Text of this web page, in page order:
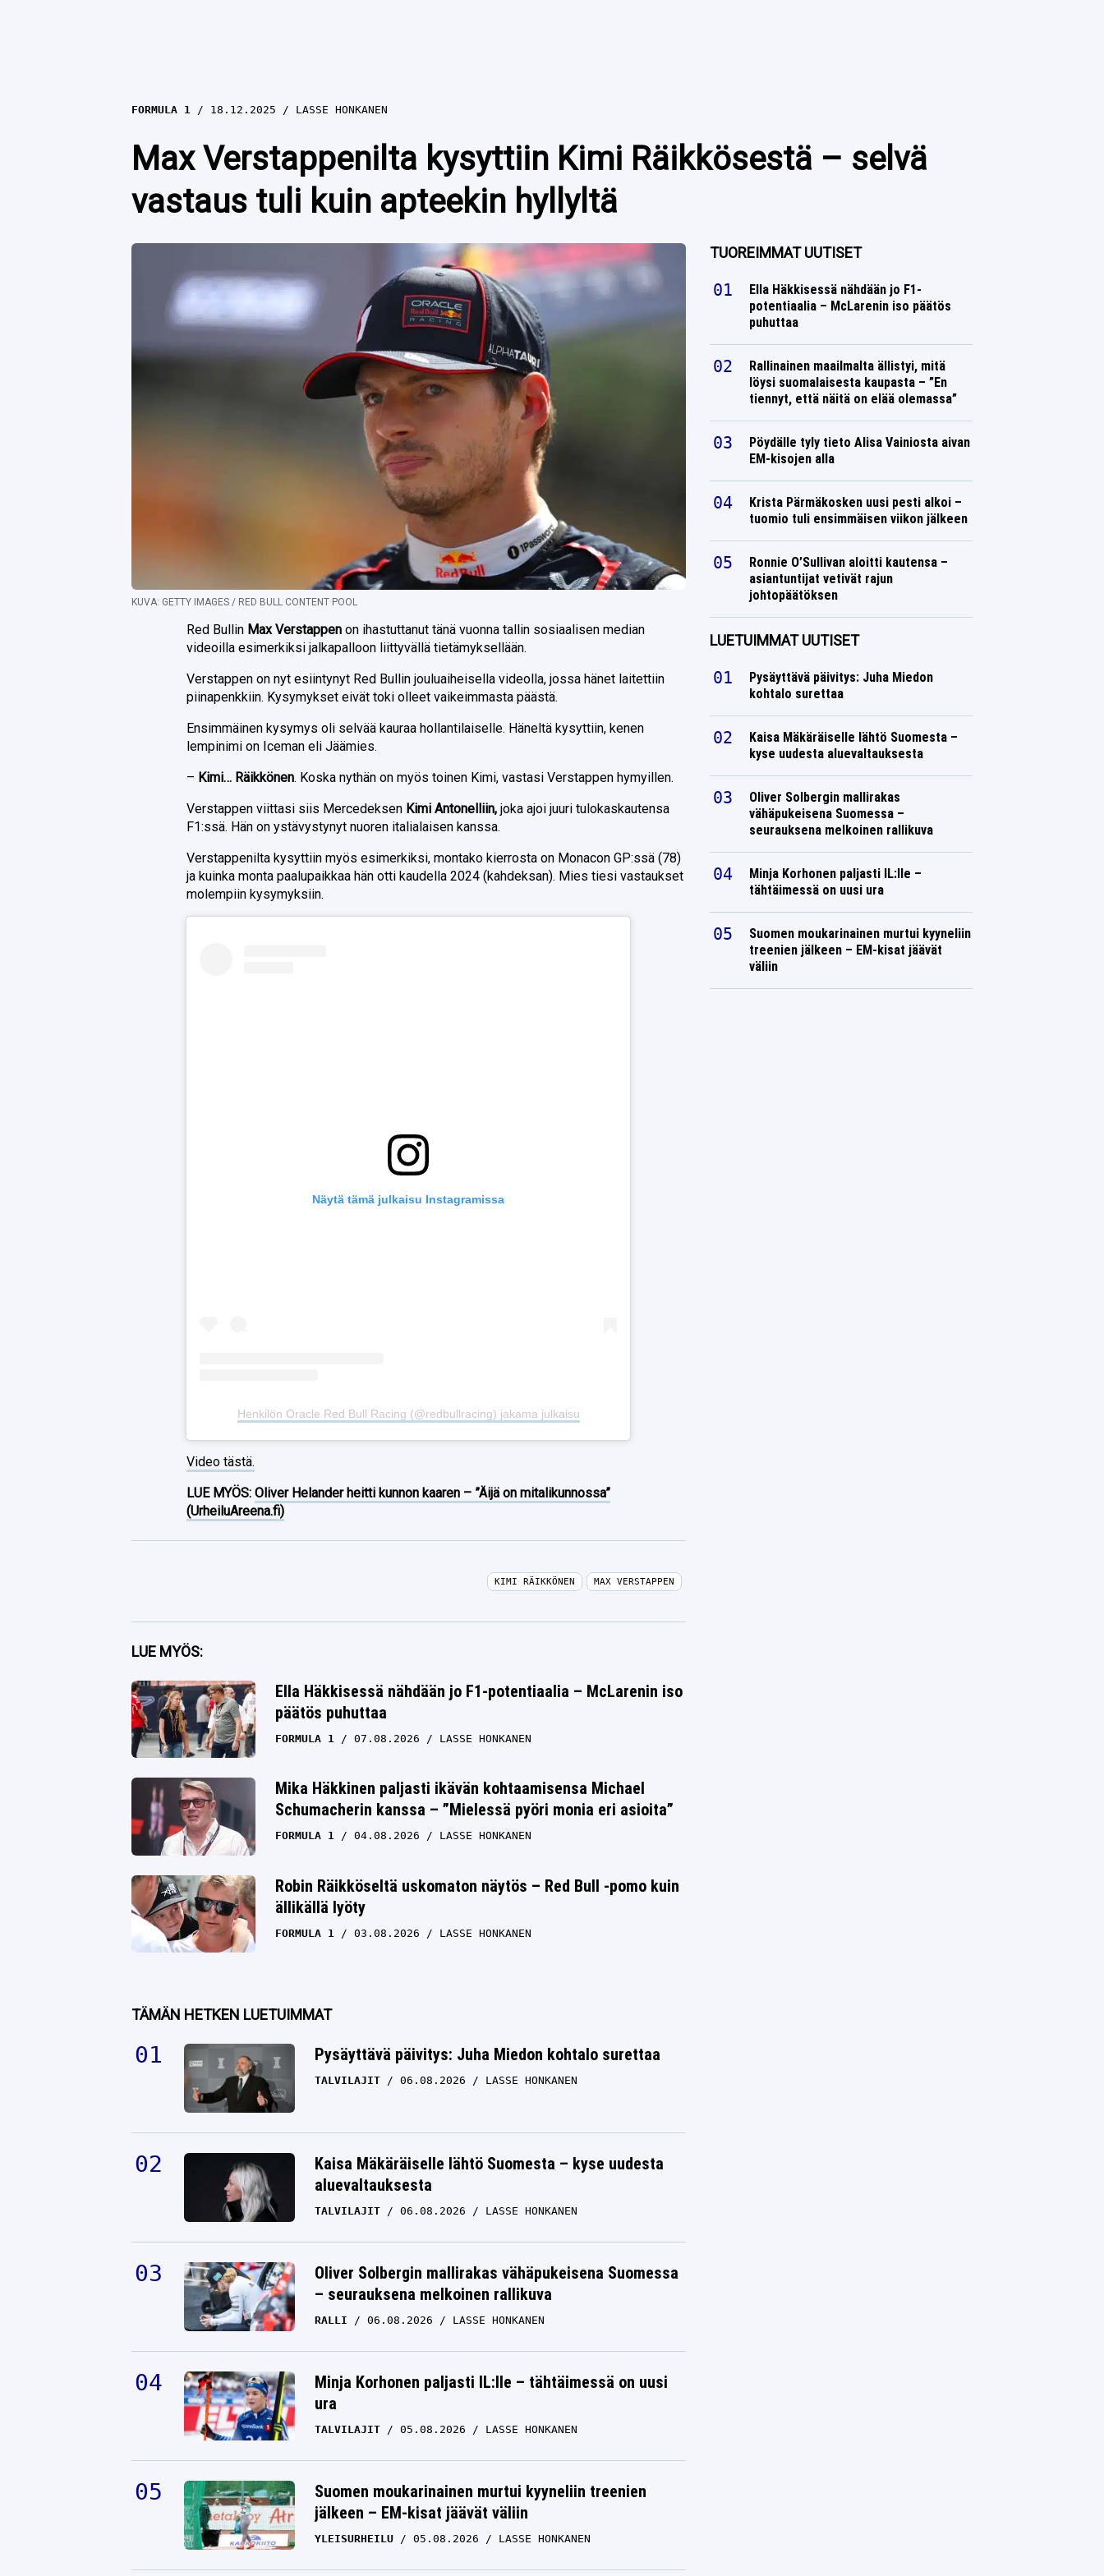
FORMULA 1 18.12.2025 LASSE HONKANEN
Max Verstappenilta kysyttiin Kimi Räikkösestä – selvä
vastaus tuli kuin apteekin hyllyltä
KUVA: GETTY IMAGES / RED BULL CONTENT POOL
Red Bullin Max Verstappenon ihastuttanut tänä vuonna tallin sosiaalisen median
videoilla esimerkiksi jalkapalloon liittyvällä tietämyksellään.
Verstappen on nyt esiintynyt Red Bullin jouluaiheisella videolla, jossa hänet laitettiin
piinapenkkiin. Kysymykset eivät toki olleet vaikeimmasta päästä.
Ensimmäinen kysymys oli selvää kauraa hollantilaiselle. Häneltä kysyttiin, kenen
lempinimi on Iceman eli Jäämies.
– Kimi… Räikkönen. Koska nythän on myös toinen Kimi, vastasi Verstappen hymyillen.
Verstappen viittasi siis Mercedeksen Kimi Antonelliin, joka ajoi juuri tulokaskautensa
F1:ssä. Hän on ystävystynyt nuoren italialaisen kanssa.
Verstappenilta kysyttiin myös esimerkiksi, montako kierrosta on Monacon GP:ssä (78)
ja kuinka monta paalupaikkaa hän otti kaudella 2024 (kahdeksan). Mies tiesi vastaukset
molempiin kysymyksiin.
Näytä tämä julkaisu Instagramissa
Henkilön Oracle Red Bull Racing (@redbullracing) jakama julkaisu
Video tästä.
LUE MYÖS:Oliver Helander heitti kunnon kaaren – ”Äijä on mitalikunnossa”
(UrheiluAreena.fi)
Facebook
Twitter
Whatsapp
KIMI RÄIKKÖNEN MAX VERSTAPPEN
LUE MYÖS:
Ella Häkkisessä nähdään jo F1-potentiaalia – McLarenin iso
päätös puhuttaa
FORMULA 1 07.08.2026 LASSE HONKANEN
Mika Häkkinen paljasti ikävän kohtaamisensa Michael
Schumacherin kanssa – ”Mielessä pyöri monia eri asioita”
FORMULA 1 04.08.2026 LASSE HONKANEN
Robin Räikköseltä uskomaton näytös – Red Bull -pomo kuin
ällikällä lyöty
FORMULA 1 03.08.2026 LASSE HONKANEN
TÄMÄN HETKEN LUETUIMMAT
Pysäyttävä päivitys: Juha Miedon kohtalo surettaa
TALVILAJIT 06.08.2026 LASSE HONKANEN
Kaisa Mäkäräiselle lähtö Suomesta – kyse uudesta
aluevaltauksesta
TALVILAJIT 06.08.2026 LASSE HONKANEN
Oliver Solbergin mallirakas vähäpukeisena Suomessa
– seurauksena melkoinen rallikuva
RALLI 06.08.2026 LASSE HONKANEN
Minja Korhonen paljasti IL:lle – tähtäimessä on uusi
ura
TALVILAJIT 05.08.2026 LASSE HONKANEN
Suomen moukarinainen murtui kyyneliin treenien
jälkeen – EM-kisat jäävät väliin
YLEISURHEILU 05.08.2026 LASSE HONKANEN
TUOREIMMAT UUTISET
Ella Häkkisessä nähdään jo F1-
potentiaalia – McLarenin iso päätös
puhuttaa
Rallinainen maailmalta ällistyi, mitä
löysi suomalaisesta kaupasta – ”En
tiennyt, että näitä on elää olemassa”
Pöydälle tyly tieto Alisa Vainiosta aivan
EM-kisojen alla
Krista Pärmäkosken uusi pesti alkoi –
tuomio tuli ensimmäisen viikon jälkeen
Ronnie O’Sullivan aloitti kautensa –
asiantuntijat vetivät rajun
johtopäätöksen
LUETUIMMAT UUTISET
Pysäyttävä päivitys: Juha Miedon
kohtalo surettaa
Kaisa Mäkäräiselle lähtö Suomesta –
kyse uudesta aluevaltauksesta
Oliver Solbergin mallirakas
vähäpukeisena Suomessa –
seurauksena melkoinen rallikuva
Minja Korhonen paljasti IL:lle –
tähtäimessä on uusi ura
Suomen moukarinainen murtui kyyneliin
treenien jälkeen – EM-kisat jäävät
väliin